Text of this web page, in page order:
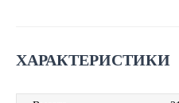
ХАРАКТЕРИСТИКИ